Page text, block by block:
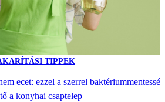
TIPPEK
ecet: ezzel a szerrel baktériummentessé
a konyhai csaptelep